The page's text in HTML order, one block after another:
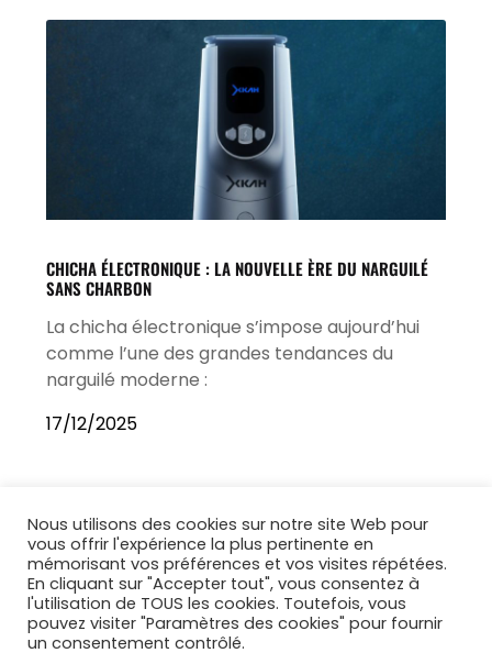
CHICHA ÉLECTRONIQUE : LA NOUVELLE ÈRE DU NARGUILÉ
SANS CHARBON
La chicha électronique s’impose aujourd’hui
comme l’une des grandes tendances du
narguilé moderne :
17/12/2025
Nous utilisons des cookies sur notre site Web pour
vous offrir l'expérience la plus pertinente en
mémorisant vos préférences et vos visites répétées.
En cliquant sur "Accepter tout", vous consentez à
l'utilisation de TOUS les cookies. Toutefois, vous
pouvez visiter "Paramètres des cookies" pour fournir
un consentement contrôlé.